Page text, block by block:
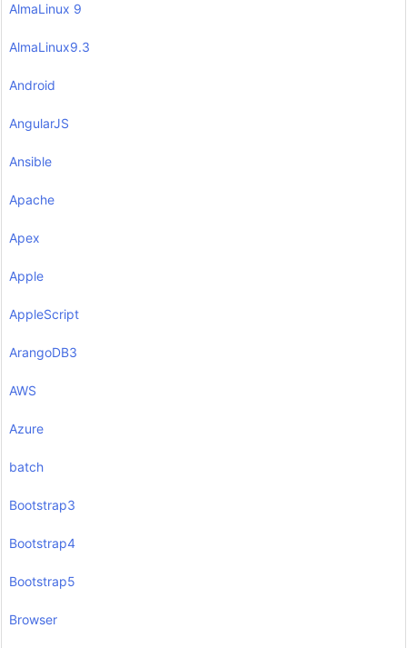
AlmaLinux 9
AlmaLinux9.3
Android
AngularJS
Ansible
Apache
Apex
Apple
AppleScript
ArangoDB3
AWS
Azure
batch
Bootstrap3
Bootstrap4
Bootstrap5
Browser